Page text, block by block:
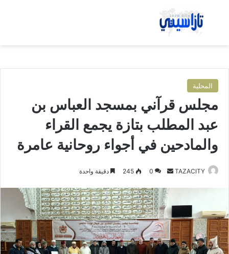
بحث عن
المحلية
مجلس قرآني بمسجد العباس بن
عبد المطلب بتازة يجمع القراء
والمادحين في أجواء روحانية عامرة
TAZACITY
س
ل
ب
ر
ي
0
245 دقيقة واحدة